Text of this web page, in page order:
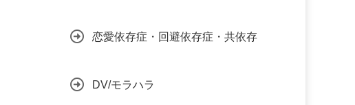
恋愛依存症・回避依存症・共依存
DV/モラハラ